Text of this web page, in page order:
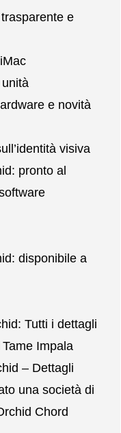
e
e novità
visiva
pronto al
disponibile a
Tutti i dettagli
Impala
– Dettagli
una società di
Chord